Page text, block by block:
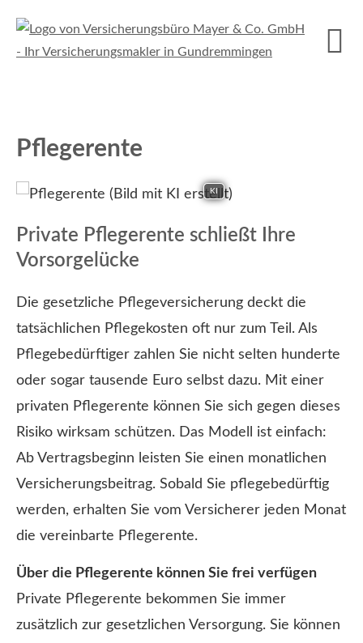
Pfle­ge­ren­te
KI
Private Pfle­ge­ren­te schließt Ihre
Vorsorgelücke
Die gesetzliche Pflege­ver­si­che­rung deckt die
tatsächlichen Pflegekosten oft nur zum Teil. Als
Pflegebedürftiger zahlen Sie nicht selten hunderte
oder sogar tausende Euro selbst dazu. Mit einer
privaten Pfle­ge­ren­te können Sie sich gegen dieses
Risiko wirksam schützen. Das Modell ist einfach:
Ab Vertragsbeginn leisten Sie einen monatlichen
Versicherungsbeitrag. Sobald Sie pflegebedürftig
werden, erhalten Sie vom Versicherer jeden Monat
die vereinbarte Pfle­ge­ren­te.
Über die Pfle­ge­ren­te können Sie frei verfügen
Private Pfle­ge­ren­te bekommen Sie immer
zusätzlich zur gesetzlichen Versorgung. Sie können